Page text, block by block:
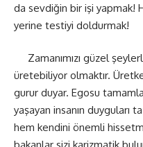
da sevdiğin bir işi yapmak!
yerine testiyi doldurmak!
Zamanımızı güzel
üretebiliyor olmaktır.
gurur duyar. Egosu
yaşayan insanın duyguları
hem kendini önemli